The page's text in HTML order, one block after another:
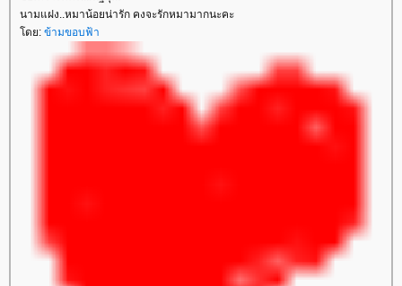
นามแฝง..หมาน้อยน่ารัก คงจะรักหมามากนะคะ
ดย: ข้ามขอบฟ้า